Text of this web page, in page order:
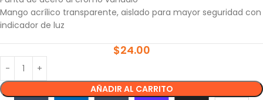
Mango acrílico transparente, aislado para mayor seguridad con
indicador de luz
$24.00
AÑADIR AL CARRITO